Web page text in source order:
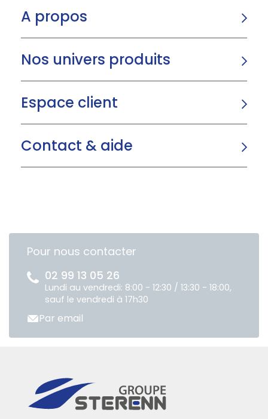
A propos
Nos univers produits
Espace client
Contact & aide
Pour nous contacter
02 99 13 05 26
Lundi au vendredi: 8:00 - 12:30 / 13:30 - 18:00,
sauf le vendredi à 17h30
Par email